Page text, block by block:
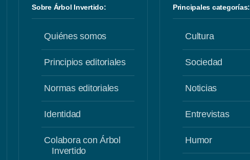
Sobre Árbol Invertido:
Quiénes somos
Principios editoriales
Normas editoriales
Identidad
Colabora con Árbol
Invertido
Principales categorías:
Cultura
Sociedad
Noticias
Entrevistas
Humor